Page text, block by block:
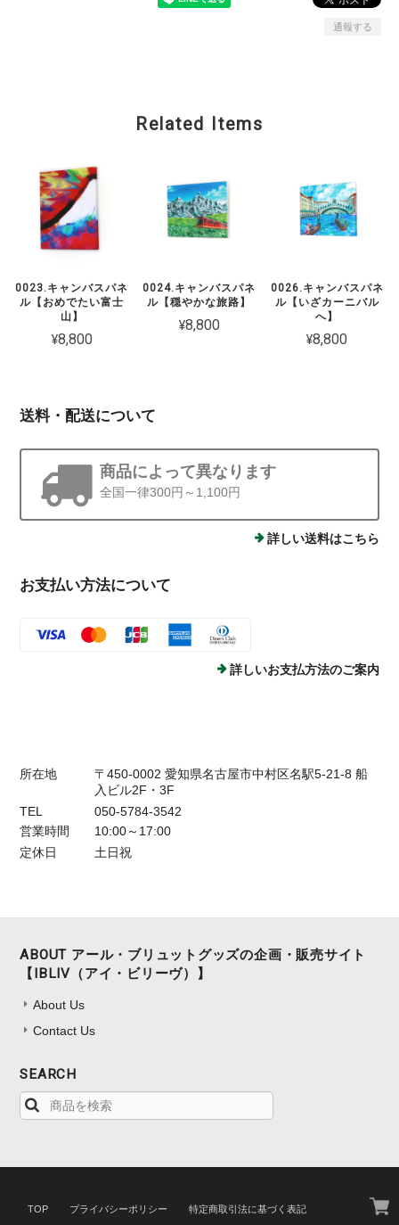
通報する
Related Items
0023.キャンバスパネ
ル【おめでたい富士
山】
¥8,800
0024.キャンバスパネ
ル【穏やかな旅路】
¥8,800
0026.キャンバスパネ
ル【いざカーニバル
へ】
¥8,800
送料・配送について
商品によって異なります
全国一律300円～1,100円
詳しい送料はこちら
お支払い方法について
詳しいお支払方法のご案内
所在地
〒450-0002 愛知県名古屋市中村区名駅5-21-8 船
入ビル2F・3F
TEL
050-5784-3542
営業時間
10:00～17:00
定休日
土日祝
ABOUT アール・ブリュットグッズの企画・販売サイト
【IBLIV（アイ・ビリーヴ）】
About Us
Contact Us
SEARCH
TOP プライバシーポリシー 特定商取引法に基づく表記